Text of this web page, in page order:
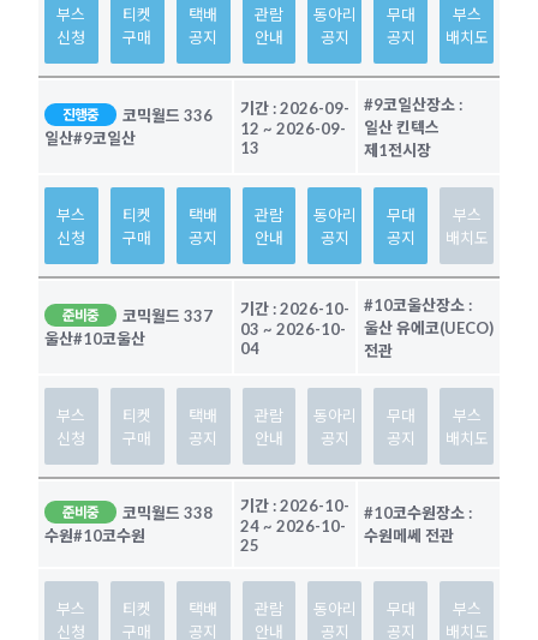
부스
신청
티켓
구매
택배
공지
관람
안내
동아리
공지
무대
공지
부스
배치도
진행중
코믹월드 336
일산#9코일산
기간 :2026-09-
12 ~ 2026-09-
13
#9코일산장소 :
일산 킨텍스
제1전시장
부스
신청
티켓
구매
택배
공지
관람
안내
동아리
공지
무대
공지
부스
배치도
준비중
코믹월드 337
울산#10코울산
기간 :2026-10-
03 ~ 2026-10-
04
#10코울산장소 :
울산 유에코(UECO)
전관
부스
신청
티켓
구매
택배
공지
관람
안내
동아리
공지
무대
공지
부스
배치도
준비중
코믹월드 338
수원#10코수원
기간 :2026-10-
24~ 2026-10-
25
#10코수원장소 :
수원메쎄 전관
부스
신청
티켓
구매
택배
공지
관람
안내
동아리
공지
무대
공지
부스
배치도